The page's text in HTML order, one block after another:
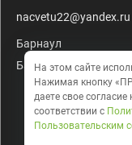
nacvetu22@yandex.ru
Барнаул
Балтийская, 103
На этом сайте
Нажимая кнопку
даете свое
соответствии с
Пользовательским